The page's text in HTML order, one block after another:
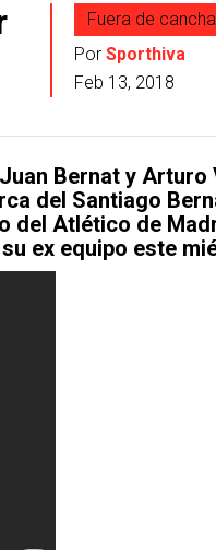
Fuera de cancha
Por Sporthiva
Feb 13, 2018
Bernat y Arturo
del Santiago
del Atlético de
ex equipo este m